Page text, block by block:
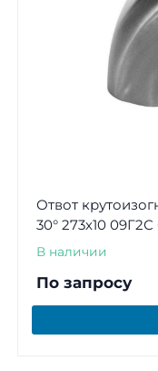
Отвот
30° 273х10
В наличии
По запросу